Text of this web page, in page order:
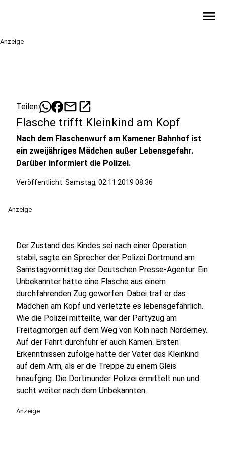
menu
Anzeige
Teilen: mailopen_in_new
Flasche trifft Kleinkind am Kopf
Nach dem Flaschenwurf am Kamener Bahnhof ist
ein zweijähriges Mädchen außer Lebensgefahr.
Darüber informiert die Polizei.
Veröffentlicht: Samstag, 02.11.2019 08:36
Anzeige
Der Zustand des Kindes sei nach einer Operation
stabil, sagte ein Sprecher der Polizei Dortmund am
Samstagvormittag der Deutschen Presse-Agentur. Ein
Unbekannter hatte eine Flasche aus einem
durchfahrenden Zug geworfen. Dabei traf er das
Mädchen am Kopf und verletzte es lebensgefährlich.
Wie die Polizei mitteilte, war der Partyzug am
Freitagmorgen auf dem Weg von Köln nach Norderney.
Auf der Fahrt durchfuhr er auch Kamen. Ersten
Erkenntnissen zufolge hatte der Vater das Kleinkind
auf dem Arm, als er die Treppe zu einem Gleis
hinaufging. Die Dortmunder Polizei ermittelt nun und
sucht weiter nach dem Unbekannten.
Anzeige